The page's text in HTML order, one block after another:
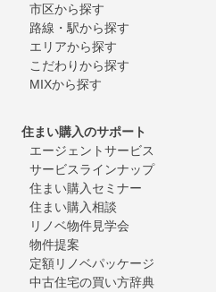
市区から探す
路線・駅から探す
エリアから探す
こだわりから探す
MIXから探す
住まい購入のサポート
エージェントサービス
サービスラインナップ
住まい購入セミナー
住まい購入相談
リノベ物件見学会
物件提案
定額リノベパッケージ
中古住宅の買い方辞典